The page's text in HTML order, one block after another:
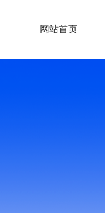
网站首页